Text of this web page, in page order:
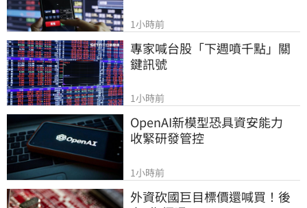
1小時前
專家喊台股「下週噴千點」關
鍵訊號
1小時前
OpenAI新模型恐具資安能力
收緊研發管控
1小時前
外資砍國巨目標價還喊買！後